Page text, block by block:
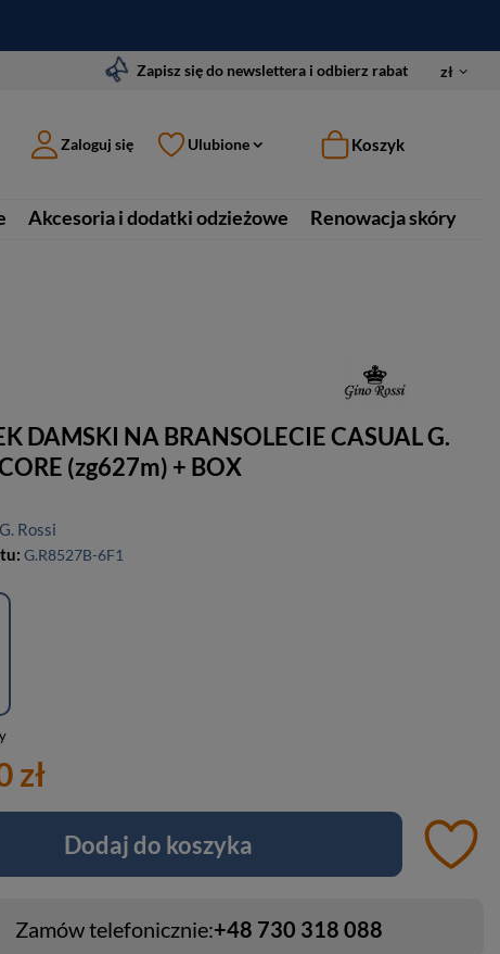
Zapisz się do newslettera i odbierz rabat zł
Zaloguj się Ulubione Koszyk
Akcesoria i dodatki odzieżowe
Renowacja skóry
DAMSKI NA BRANSOLECIE CASUAL G.
(zg627m) + BOX
G. Rossi
G.R8527B-6F1
zł
Dodaj do koszyka
Zamów telefonicznie:+48 730 318 088